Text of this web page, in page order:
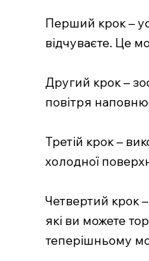
Перший крок –
відчуваєте. Це
Другий крок –
повітря
Третій крок –
холодної
Четвертий крок
які ви можете
теперішньому